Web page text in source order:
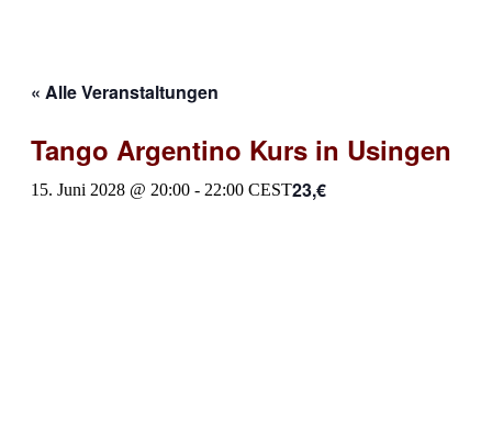
« Alle Veranstaltungen
Tango Argentino Kurs in Usingen
15. Juni 2028 @ 20:00 - 22:00 CEST23,€